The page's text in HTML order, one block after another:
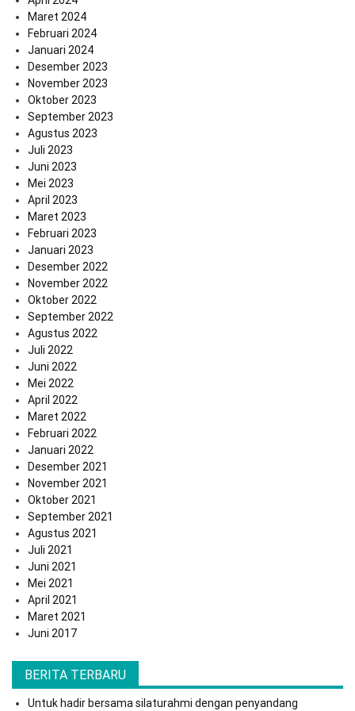
Maret 2024
Februari 2024
Januari 2024
Desember 2023
November 2023
Oktober 2023
September 2023
Agustus 2023
Juli 2023
Juni 2023
Mei 2023
April 2023
Maret 2023
Februari 2023
Januari 2023
Desember 2022
November 2022
Oktober 2022
September 2022
Agustus 2022
Juli 2022
Juni 2022
Mei 2022
April 2022
Maret 2022
Februari 2022
Januari 2022
Desember 2021
November 2021
Oktober 2021
September 2021
Agustus 2021
Juli 2021
Juni 2021
Mei 2021
April 2021
Maret 2021
Juni 2017
BERITA TERBARU
Untuk hadir bersama silaturahmi dengan penyandang